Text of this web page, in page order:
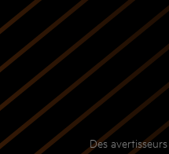
Des